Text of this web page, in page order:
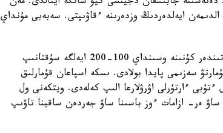
ايەلدەردىڭ وزدەرىنە ءقاۋىپتى. سەبەبى مۇنداي
ال ەركەكتىڭ ول ءناپسىسىن وياتادى. قالادا ءومىر سۇرەتىندەر كۇنىنە وسىنداي 100-200 ايەلگە سۇقتانىپ
سەزىمى پايدا بولادى. ىسكە اسپاعان قۇمارلىق
ءارتۇرلى اۋرۋلارعا الىپ كەلەدى. ويتكەنى ول
ەر- ازامات ءوز باسىنا ساۋ جەردەن ساقينا تاۋىپ